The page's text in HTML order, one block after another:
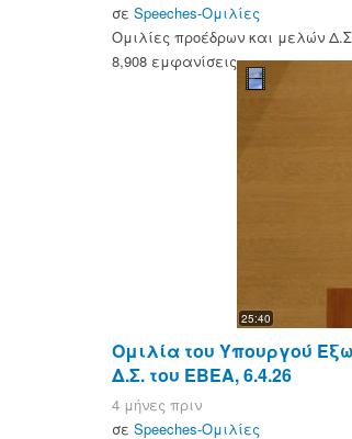
σε Speeches-Ομιλίες
Ομιλίες προέδρων και μελών
8,908 εμφανίσεις
25:40
Ομιλία του Υπουργού
Δ.Σ. του ΕΒΕΑ, 6.4.26
4 μήνες πριν
σε Speeches-Ομιλίες